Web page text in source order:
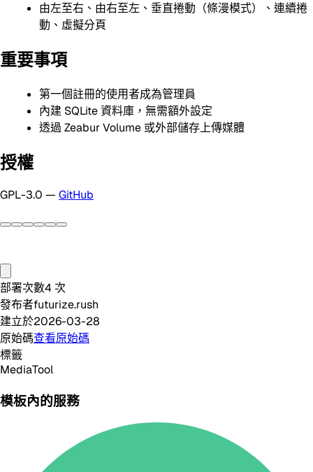
由左至右、由右至左、垂直捲動（條漫模式）、連續捲
動、虛擬分頁
重要事項
第一個註冊的使用者成為管理員
內建 SQLite 資料庫，無需額外設定
透過 Zeabur Volume 或外部儲存上傳媒體
授權
GPL-3.0 — GitHub
部署次數4 次
發布者futurize.rush
建立於2026-03-28
原始碼查看原始碼
標籤
MediaTool
模板內的服務